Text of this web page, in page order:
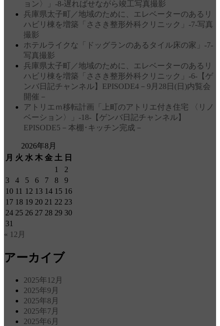
ョン〉」‐8‐遅ればせながら竣工写真撮影
兵庫県太子町／地域のために、エレベーターのあるリ
ハビリ棟を増築「ささき整形外科クリニック」‐7‐写真
撮影
ホテルライクな「ドッグランのあるタイル床の家」‐7‐
写真撮影
兵庫県太子町／地域のために、エレベーターのあるリ
ハビリ棟を増築「ささき整形外科クリニック」‐6‐【ゲ
ンバ日記チャンネル】EPISODE4－9月28日(日)内覧会
開催－
アトリエｍ移転計画「上町のアトリエ付き住宅 〈リノ
ベーション〉」‐18‐【ゲンバ日記チャンネル】
EPISODE5－本棚･キッチン完成－
2026年8月
月 火 水 木 金 土 日
1
2
3
4 5 6 7 8
9
10 11 12 13 14 15 16
17 18 19 20 21 22 23
24 25 26 27 28 29 30
31
« 12月
アーカイブ
2025年12月
2025年9月
2025年8月
2025年7月
2025年6月